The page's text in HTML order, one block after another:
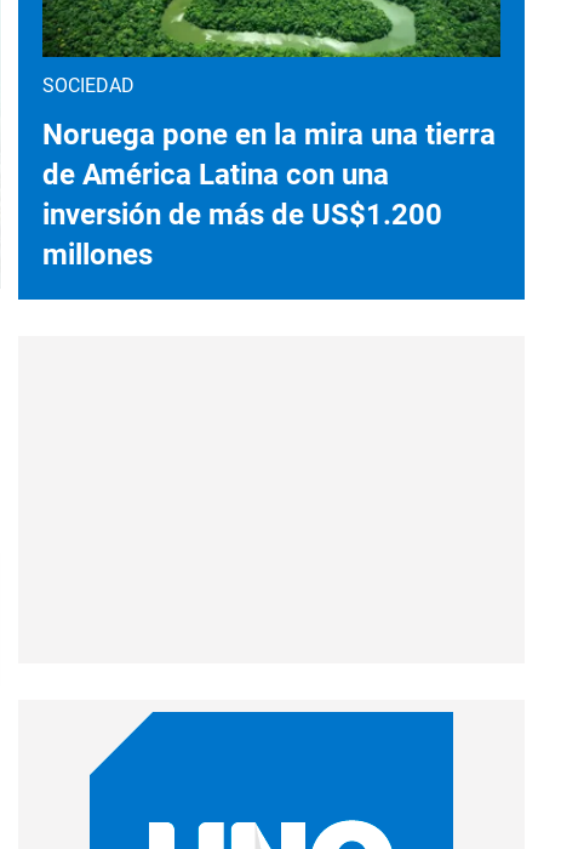
SOCIEDAD
Noruega pone en la mira una tierra
de América Latina con una
inversión de más de US$1.200
millones